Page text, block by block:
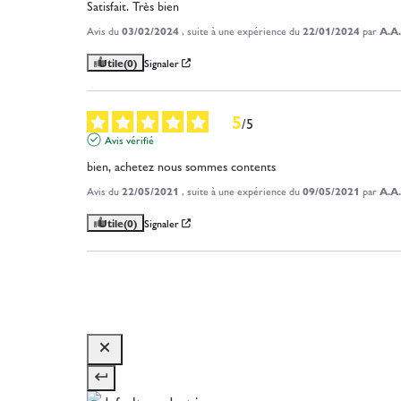
Satisfait. Très bien
Avis du03/02/2024, suite à une expérience du22/01/2024parA.A.
Utile(0) Signaler
5/5
Avis vérifié
bien, achetez nous sommes contents
Avis du22/05/2021 , suite à une expérience du09/05/2021 parA.A.
Utile(0) Signaler